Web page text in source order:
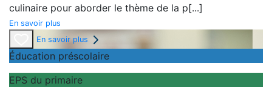
culinaire pour aborder le thème de la p[...]
En savoir plus
En savoir plus
Éducation préscolaire
EPS du primaire